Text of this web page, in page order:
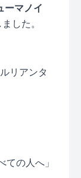
ーマノイ
した。
リアンタ
ての人へ」